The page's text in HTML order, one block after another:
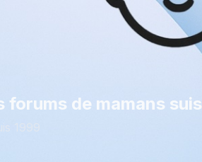
forums de mamans